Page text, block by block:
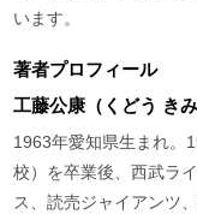
います。
著者プロフィール
工藤公康（くどう きみ
1963年愛知県生まれ。
校）を卒業後、西武ラ
ス、読売ジャイアンツ